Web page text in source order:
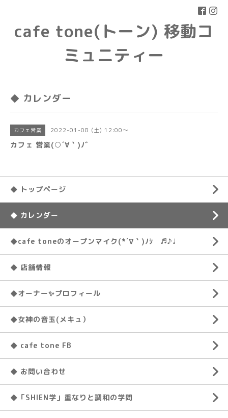
cafe tone(トーン) 移動コ
ミュニティー
◆ カレンダー
カフェ営業 2022-01-08 (土) 12:00～
カフェ 営業(○´∀｀)ﾉﾞ
◆ トップページ
◆ カレンダー
◆cafe toneのオープンマイク(*´∇｀)ﾉｼ ♬♪♩
◆ 店舗情報
◆オーナー✨プロフィール
◆女神の音玉(メキュ）
◆ cafe tone FB
◆ お問い合わせ
◆「SHIEN学」重なりと調和の学問